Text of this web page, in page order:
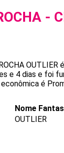
-
OUTLIER é
e 4 dias e foi
é
Nome
OUTLIER